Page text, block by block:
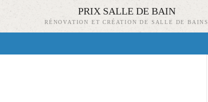
PRIX SALLE DE BAIN
RÉNOVATION ET CRÉATION DE SALLE DE BAINS